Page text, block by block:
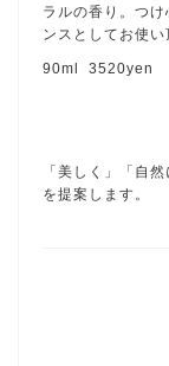
ラルの香り。つ
ンスとしてお使い
90ml 3520yen
「美しく」「自
を提案します。